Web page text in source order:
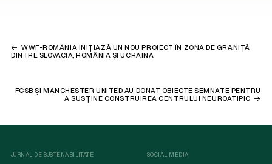
WWF-ROMÂNIA INIȚIAZĂ UN NOU PROIECT ÎN ZONA DE GRANIȚĂ
DINTRE SLOVACIA, ROMÂNIA ȘI UCRAINA
FCSB ȘI MANCHESTER UNITED AU DONAT OBIECTE SEMNATE PENTRU
A SUSȚINE CONSTRUIREA CENTRULUI NEUROATIPIC
JURNAL DE SUSTENABILITATE SOCIAL MEDIA